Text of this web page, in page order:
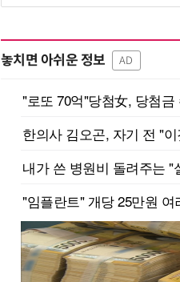
놓치면 아쉬운 정보 AD